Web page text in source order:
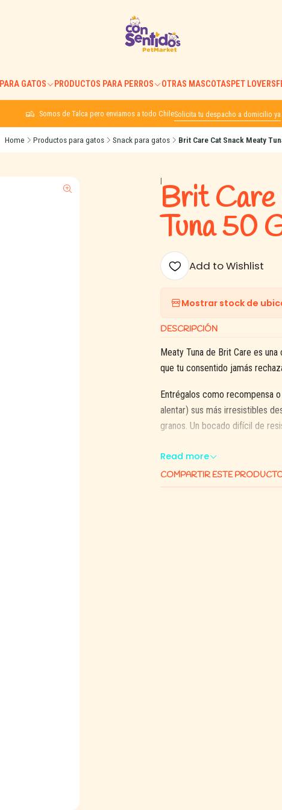
GATOS PRODUCTOS PARA PERROS OTRAS MASCOTASPET LOVERS
Somos de Talca pero enviamos a todo ChileSolicita tu despacho a domicilio ya
Home Productos para gatos Snack para gatos Brit Care Cat Snack Meaty
|Brit Care
Tuna 50
Add to Wishlist
Mostrar stock de
DESCRIPCIÓN
Meaty Tuna de Brit Care es
que tu consentido jamás
Entrégalos como recompensa
alentar) sus más irresistibles
granos. Un bocado difí­cil de
Read more
COMPARTIR ESTE